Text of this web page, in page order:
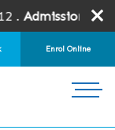
is subject to
Enrol Online